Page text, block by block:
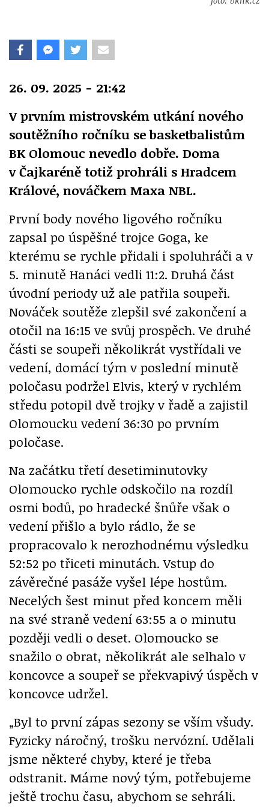
26. 09. 2025 - 21:42
V prvním mistrovském utkání nového
soutěžního ročníku se basketbalistům
BK Olomouc nevedlo dobře. Doma
v Čajkaréně totiž prohráli s Hradcem
Králové, nováčkem Maxa NBL.
První body nového ligového ročníku
zapsal po úspěšné trojce Goga, ke
kterému se rychle přidali i spoluhráči a v
5. minutě Hanáci vedli 11:2. Druhá část
úvodní periody už ale patřila soupeři.
Nováček soutěže zlepšil své zakončení a
otočil na 16:15 ve svůj prospěch. Ve druhé
části se soupeři několikrát vystřídali ve
vedení, domácí tým v poslední minutě
poločasu podržel Elvis, který v rychlém
středu potopil dvě trojky v řadě a zajistil
Olomoucku vedení 36:30 po prvním
poločase.
Na začátku třetí desetiminutovky
Olomoucko rychle odskočilo na rozdíl
osmi bodů, po hradecké šnůře však o
vedení přišlo a bylo rádlo, že se
propracovalo k nerozhodnému výsledku
52:52 po třiceti minutách. Vstup do
závěrečné pasáže vyšel lépe hostům.
Necelých šest minut před koncem měli
na své straně vedení 63:55 a o minutu
později vedli o deset. Olomoucko se
snažilo o obrat, několikrát ale selhalo v
koncovce a soupeř se překvapivý úspěch v
koncovce udržel.
„Byl to první zápas sezony se vším všudy.
Fyzicky náročný, trošku nervózní. Udělali
jsme některé chyby, které je třeba
odstranit. Máme nový tým, potřebujeme
ještě trochu času, abychom se sehráli.